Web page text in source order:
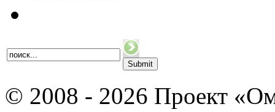
© 2008 - 2026 Проект